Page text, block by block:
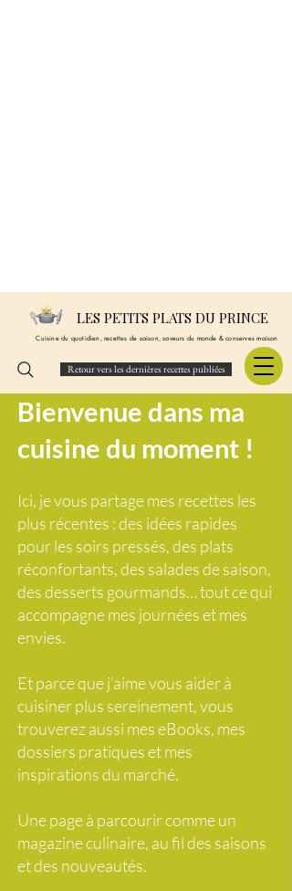
LES PETITS PLATS DU PRINCE
Cuisine du quotidien, recettes de saison, saveurs du monde & conserves maison
Retour vers les dernières recettes publiées
Bienvenue dans ma
cuisine du moment !
Ici, je vous partage mes recettes les
plus récentes : des idées rapides
pour les soirs pressés, des plats
réconfortants, des salades de saison,
des desserts gourmands… tout ce qui
accompagne mes journées et mes
envies.
Et parce que j’aime vous aider à
cuisiner plus sereinement, vous
trouverez aussi mes eBooks, mes
dossiers pratiques et mes
inspirations du marché.
Une page à parcourir comme un
magazine culinaire, au fil des saisons
et des nouveautés.